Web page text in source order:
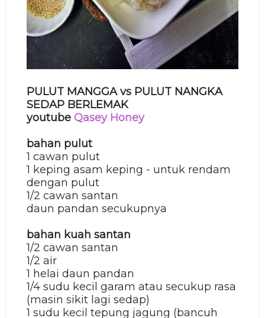
PULUT MANGGA vs PULUT NANGKA
SEDAP BERLEMAK
youtube Qasey Honey
bahan pulut
1 cawan pulut
1 keping asam keping - untuk rendam
dengan pulut
1/2 cawan santan
daun pandan secukupnya
bahan kuah santan
1/2 cawan santan
1/2 air
1 helai daun pandan
1/4 sudu kecil garam atau secukup rasa
(masin sikit lagi sedap)
1 sudu kecil tepung jagung (bancuh